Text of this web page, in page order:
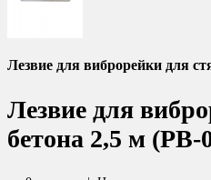
Лезвие для виброрейки для
Лезвие для
бетона 2,5 м